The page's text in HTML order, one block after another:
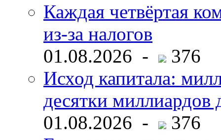
Каждая четвёртая
из-за налогов
01.08.2026 -
376
Исход капитала:
десятки миллиардов
01.08.2026 -
376